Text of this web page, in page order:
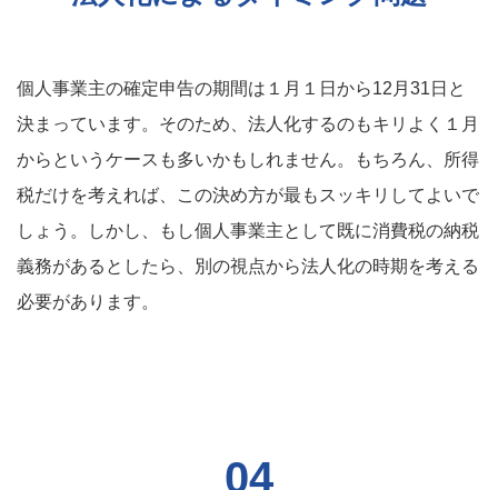
個人事業主の確定申告の期間は１月１日から12月31日と
決まっています。そのため、法人化するのもキリよく１月
からというケースも多いかもしれません。もちろん、所得
税だけを考えれば、この決め方が最もスッキリしてよいで
しょう。しかし、もし個人事業主として既に消費税の納税
義務があるとしたら、別の視点から法人化の時期を考える
必要があります。